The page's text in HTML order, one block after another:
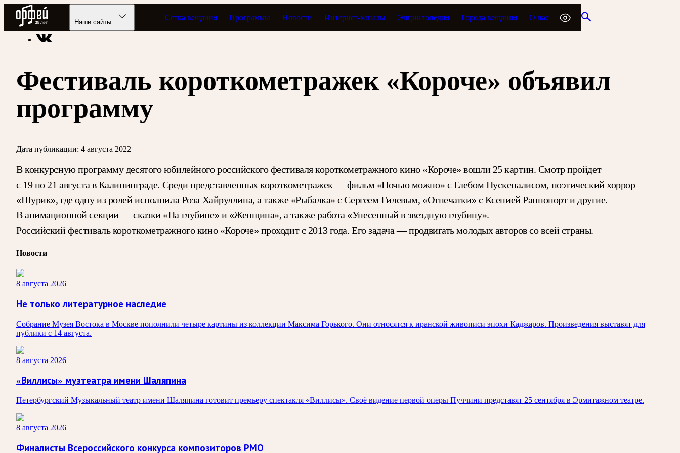
Радио Орфей
Наши сайты
Сетка вещания Программы Новости Интернет-каналы Энциклопедия Города вещания О нас
Радио классической музыки «Орфей» Новости
Фестиваль короткометражек «Короче» объявил
программу
Дата публикации: 4 августа 2022
В конкурсную программу десятого юбилейного российского фестиваля короткометражного кино «Короче» вошли 25 картин. Смотр пройдет
с 19 по 21 августа в Калининграде. Среди представленных короткометражек — фильм «Ночью можно» с Глебом Пускепалисом, поэтический хоррор
«Шурик», где одну из ролей исполнила Роза Хайруллина, а также «Рыбалка» с Сергеем Гилевым, «Отпечатки» с Ксенией Раппопорт и другие.
В анимационной секции — сказки «На глубине» и «Женщина», а также работа «Унесенный в звездную глубину».
Российский фестиваль короткометражного кино «Короче» проходит с 2013 года. Его задача — продвигать молодых авторов со всей страны.
Новости
8 августа 2026
Не только литературное наследие
Собрание Музея Востока в Москве пополнили четыре картины из коллекции Максима Горького. Они относятся к иранской живописи эпохи Каджаров. Произведения выставят для
публики с 14 августа.
8 августа 2026
«Виллисы» музтеатра имени Шаляпина
Петербургский Музыкальный театр имени Шаляпина готовит премьеру спектакля «Виллисы». Своё видение первой оперы Пуччини представят 25 сентября в Эрмитажном театре.
8 августа 2026
Финалисты Всероссийского конкурса композиторов РМО